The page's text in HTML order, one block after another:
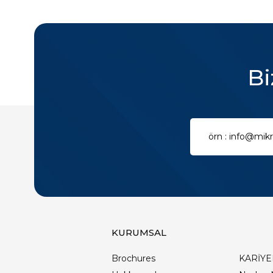
KURUMSAL
Brochures